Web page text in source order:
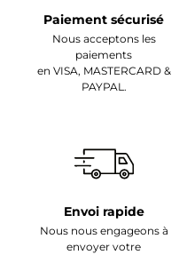
Paiement sécurisé
Nous acceptons les
paiements
en VISA, MASTERCARD &
PAYPAL.
Envoi rapide
Nous nous engageons à
envoyer votre